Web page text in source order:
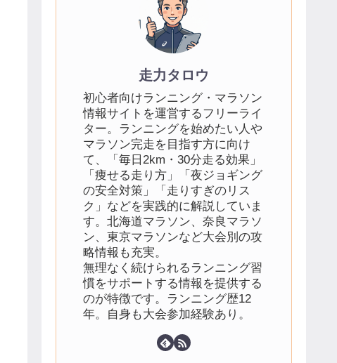
走力タロウ
初心者向けランニング・マラソン
情報サイトを運営するフリーライ
ター。ランニングを始めたい人や
マラソン完走を目指す方に向け
て、「毎日2km・30分走る効果」
「痩せる走り方」「夜ジョギング
の安全対策」「走りすぎのリス
ク」などを実践的に解説していま
す。北海道マラソン、奈良マラソ
ン、東京マラソンなど大会別の攻
略情報も充実。
無理なく続けられるランニング習
慣をサポートする情報を提供する
のが特徴です。ランニング歴12
年。自身も大会参加経験あり。